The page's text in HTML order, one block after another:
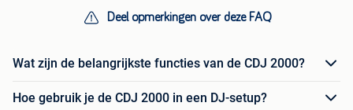
Deel opmerkingen over deze FAQ
Wat zijn de belangrijkste functies van de CDJ 2000?
Hoe gebruik je de CDJ 2000 in een DJ-setup?